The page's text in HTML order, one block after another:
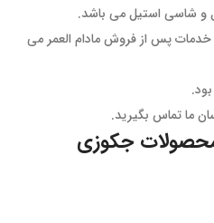
2 سال گارانتی و خدمات پس از فروش مادام العمر می
ما تماس بگیرید.
جکوزی